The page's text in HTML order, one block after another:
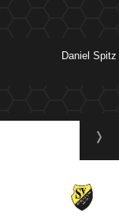
 